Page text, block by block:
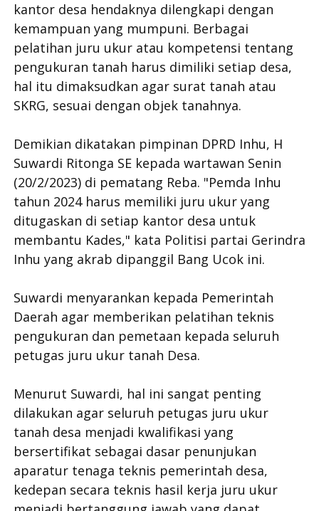
kantor desa hendaknya dilengkapi dengan
kemampuan yang mumpuni. Berbagai
pelatihan juru ukur atau kompetensi tentang
pengukuran tanah harus dimiliki setiap desa,
hal itu dimaksudkan agar surat tanah atau
SKRG, sesuai dengan objek tanahnya.
Demikian dikatakan pimpinan DPRD Inhu, H
Suwardi Ritonga SE kepada wartawan Senin
(20/2/2023) di pematang Reba. "Pemda Inhu
tahun 2024 harus memiliki juru ukur yang
ditugaskan di setiap kantor desa untuk
membantu Kades," kata Politisi partai Gerindra
Inhu yang akrab dipanggil Bang Ucok ini.
Suwardi menyarankan kepada Pemerintah
Daerah agar memberikan pelatihan teknis
pengukuran dan pemetaan kepada seluruh
petugas juru ukur tanah Desa.
Menurut Suwardi, hal ini sangat penting
dilakukan agar seluruh petugas juru ukur
tanah desa menjadi kwalifikasi yang
bersertifikat sebagai dasar penunjukan
aparatur tenaga teknis pemerintah desa,
kedepan secara teknis hasil kerja juru ukur